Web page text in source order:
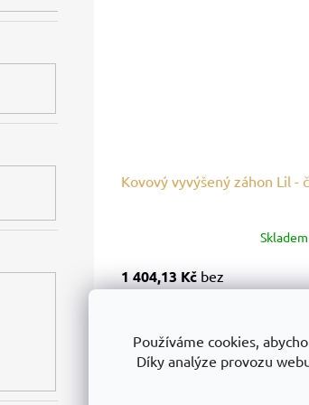
Používáme cookies,
Díky analýze provozu
Kovový vyvýšený záhon Lil -
Skladem
1 404,13 Kč bez